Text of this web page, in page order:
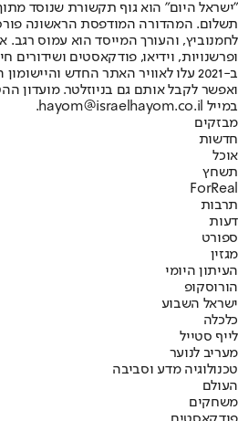
"ישראל היום" הוא גוף תקשורת שנוסד
ופרשנויות, וידיאו, פודקאסטים ושידורים
ב-2021 עלו לאוויר האתר החדש
ואפשר לקבל אותם גם בניוזלטר. מועדון
במייל hayom@israelhayom.co.il.
מבזקים
חדשות
אוכל
תשחץ
ForReal
תרבות
דעות
ספורט
מגזין
העיתון היומי
הורוסקופ
ישראל השבוע
כלכלה
לייף סטייל
מעריב לנוער
טכנולוגיה מדע וסביבה
העולם
משחקים